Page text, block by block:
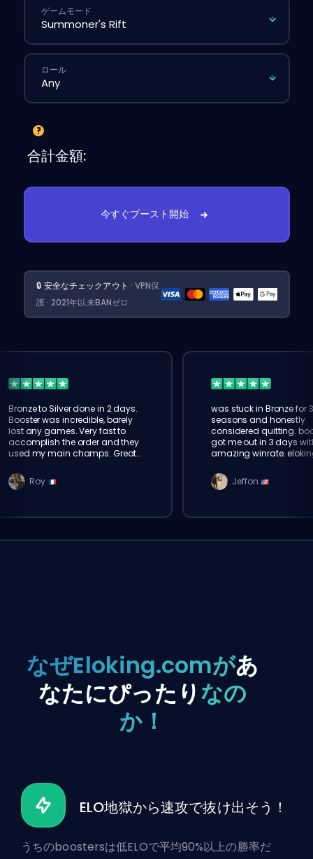
ゲームモード
ロール
合計金額:
今すぐブースト開始
🔒 安全なチェックアウト · VPN保
護 · 2021年以来BANゼロ
Bronze to Silver done in 2 days.
Booster was incredible, barely
lost any games. Very fast to
accomplish the order and they
used my main champs. Great
Roy
was stuck in Bronze for 3
seasons and honestly
considered quitting.
got me out in 3 days
amazing winrate.
Jeffon
なぜEloking.comがあ
なたにぴったりなの
か！
ELO地獄から速攻で抜け出そう！
うちのboostersは低ELOで平均90%以上の勝率だ